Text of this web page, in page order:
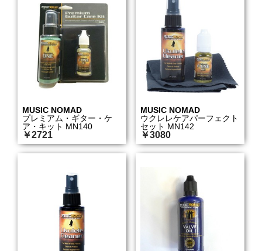
MUSIC NOMAD
プレミアム・ギター・ケ
ア・キット MN140
￥2721
MUSIC NOMAD
ウクレレケアパーフェクト
セット MN142
￥3080